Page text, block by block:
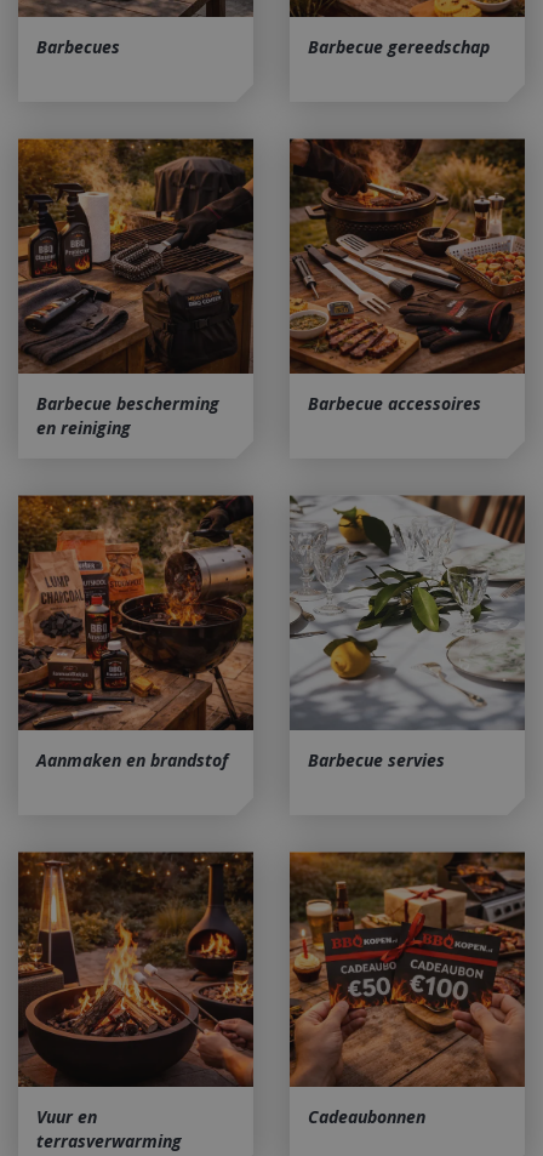
Barbecues Barbecue gereedschap
Barbecue bescherming
en reiniging
Barbecue accessoires
Aanmaken en brandstof Barbecue servies
Vuur en
terrasverwarming
Cadeaubonnen